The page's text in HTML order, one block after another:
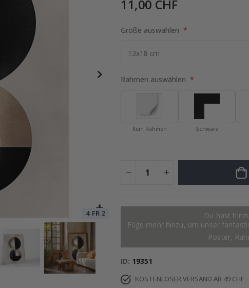
- Wo alles begann
15,00 €
11,00 CHF
Größe auswählen
Rahmen auswählen
Kein Rahmen Schwarz
Du hast
Füge mehr hinzu, um unser
Poster,
ID 19351
KOSTENLOSER VERSAND AB 49 CHF